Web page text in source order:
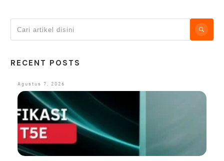
RECENT POSTS
Agustus 7, 2026